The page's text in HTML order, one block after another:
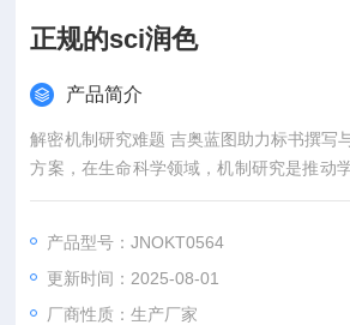
正规的sci润色
产品简介
解密机制研究难题 吉奥蓝图助力标书撰写
方案，在生命科学领域，机制研究是推动
然而，从创新课题设计到高质量标书撰写
困难、成果转化乏力。吉奥蓝图（
研平台与十年深耕经验，推出"机制研究课
为科研工作者提供从理论创新到数据落地的
产品型号：JNOKT0564
更新时间：2025-08-01
厂商性质：生产厂家